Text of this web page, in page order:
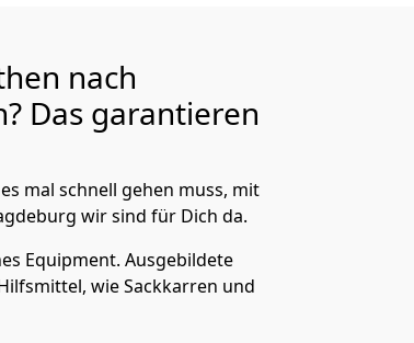
nach
Das garantieren
mal schnell gehen muss, mit
wir sind für Dich da.
Equipment. Ausgebildete
wie Sackkarren und